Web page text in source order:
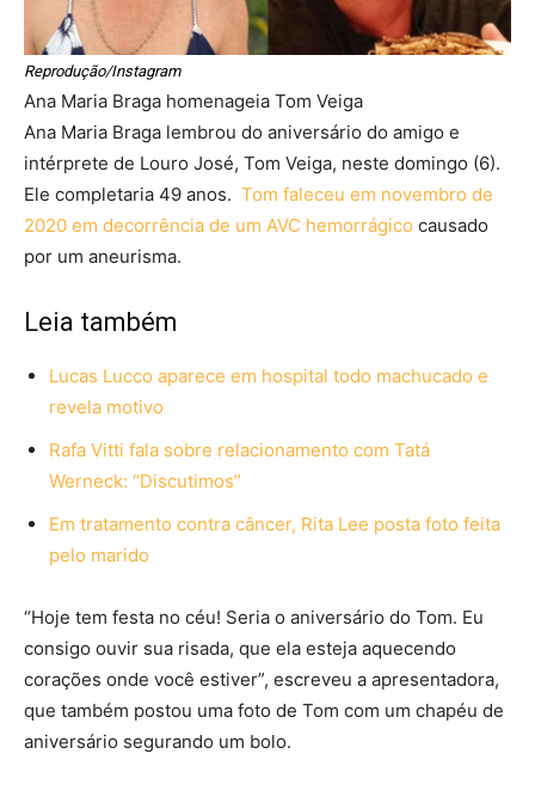
Reprodução/Instagram
Ana Maria Braga homenageia Tom Veiga
Ana Maria Braga lembrou do aniversário do amigo e
intérprete de Louro José, Tom Veiga, neste domingo (6).
Ele completaria 49 anos. Tom faleceu em novembro de
2020 em decorrência de um AVC hemorrágico causado
por um aneurisma.
Leia também
Lucas Lucco aparece em hospital todo machucado e
revela motivo
Rafa Vitti fala sobre relacionamento com Tatá
Werneck: “Discutimos”
Em tratamento contra câncer, Rita Lee posta foto feita
pelo marido
“Hoje tem festa no céu! Seria o aniversário do Tom. Eu
consigo ouvir sua risada, que ela esteja aquecendo
corações onde você estiver”, escreveu a apresentadora,
que também postou uma foto de Tom com um chapéu de
aniversário segurando um bolo.